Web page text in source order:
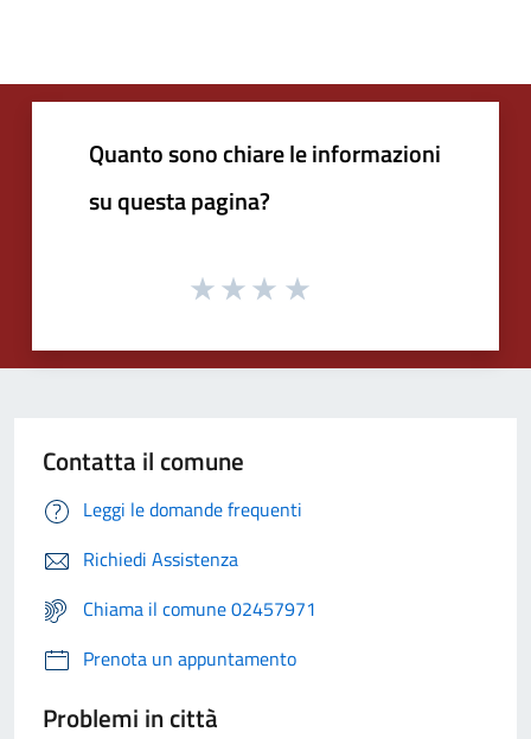
Quanto sono chiare le informazioni
su questa pagina?
Contatta il comune
Leggi le domande frequenti
Richiedi Assistenza
Chiama il comune 02457971
Prenota un appuntamento
Problemi in città